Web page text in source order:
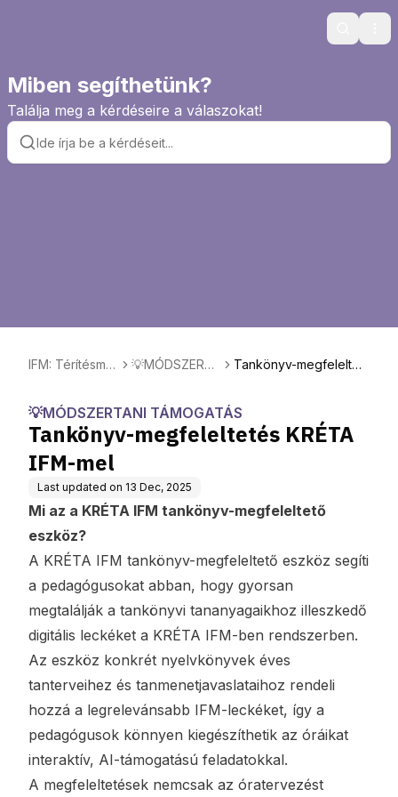
Search
Miben segíthetünk?
Találja meg a kérdéseire a válaszokat!
IFM: Térítésme
💡MÓDSZERTA
Tankönyv-megfeleltet
💡MÓDSZERTANI TÁMOGATÁS
Tankönyv-megfeleltetés KRÉTA
IFM-mel
Last updated on 13 Dec, 2025
Mi az a KRÉTA IFM tankönyv-megfeleltető
eszköz?
A KRÉTA IFM tankönyv-megfeleltető eszköz segíti
a pedagógusokat abban, hogy gyorsan
megtalálják a tankönyvi tananyagaikhoz illeszkedő
digitális leckéket a KRÉTA IFM-ben rendszerben.
Az eszköz konkrét nyelvkönyvek éves
tanterveihez és tanmenetjavaslataihoz rendeli
hozzá a legrelevánsabb IFM-leckéket, így a
pedagógusok könnyen kiegészíthetik az óráikat
interaktív, AI-támogatású feladatokkal.
A megfeleltetések nemcsak az óratervezést